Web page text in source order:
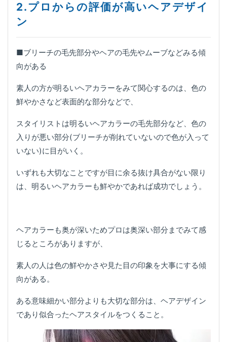
2.プロからの評価が高いヘアデザイ
ン
■ブリーチの毛先部分やヘアの毛先やムーブなどみる傾
向がある
素人の方が明るいヘアカラーをみて関心するのは、色の
鮮やかさなど表面的な部分などで、
スタイリストは明るいヘアカラーの毛先部分など、色の
入りが悪い部分(ブリーチが削れていないので色が入って
いない)に目がいく。
いずれも大切なことですが目に余る抜け具合がない限り
は、明るいヘアカラーも鮮やかであれば成功でしょう。
ヘアカラーも奥が深いためプロは奥深い部分までみて感
じるところがありますが、
素人の人は色の鮮やかさや見た目の印象を大事にする傾
向がある。
ある意味細かい部分よりも大切な部分は、ヘアデザイン
であり似合ったヘアスタイルをつくること。